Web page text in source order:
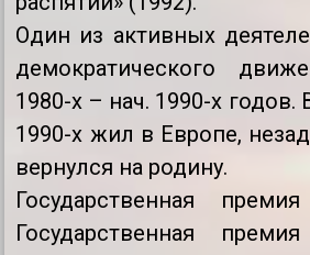
Один из активных
демократического
1980-х – нач. 1990-х
1990-х жил в Европе,
вернулся на родину.
Государственная
Государственная